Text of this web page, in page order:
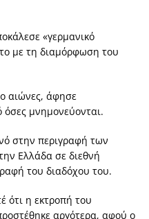
«γερμανικό
με τη διαμόρφωση του
αιώνες, άφησε
όσες μνημονεύονται.
στην περιγραφή των
Ελλάδα σε διεθνή
του διαδόχου του.
ότι η εκτροπή του
αργότερα, αφού ο